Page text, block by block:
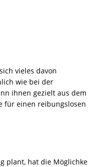
vieles davon
wie bei der
ihnen gezielt aus dem
für einen reibungslosen
plant, hat die